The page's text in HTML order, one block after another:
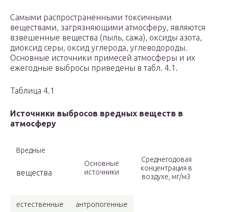
Самыми распространенными токсичными
веществами, загрязняющими атмосферу, являются
взвешенные вещества (пыль, сажа), оксиды азота,
диоксид серы, оксид углерода, углеводороды.
Основные источники примесей атмосферы и их
ежегодные выбросы приведены в табл. 4.1.
Таблица 4.1
Источники выбросов вредных веществ в
атмосферу
Вредные
вещества
Основные
источники
Среднегодовая
концентрация в
воздухе, мг/м3
естественные антропогенные